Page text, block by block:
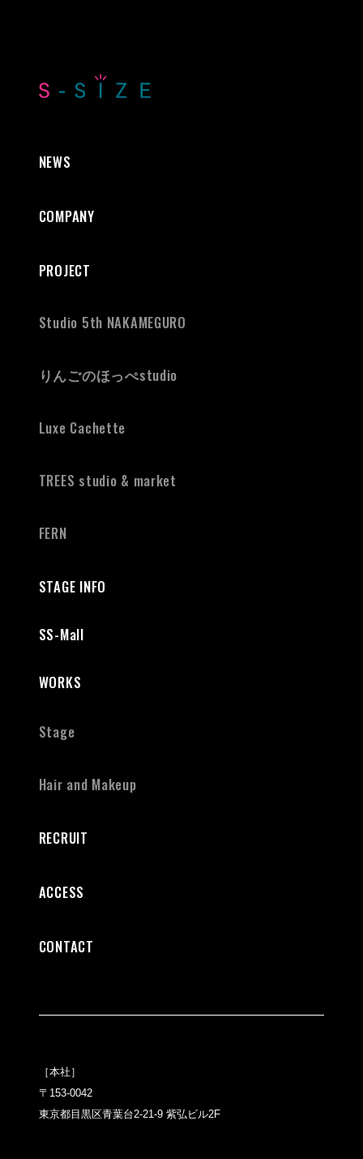
NEWS
COMPANY
PROJECT
Studio 5th NAKAMEGURO
りんごのほっぺstudio
Luxe Cachette
TREES studio & market
FERN
STAGE INFO
SS-Mall
WORKS
Stage
Hair and Makeup
RECRUIT
ACCESS
CONTACT
［本社］
〒153-0042
東京都目黒区青葉台2-21-9 紫弘ビル2F